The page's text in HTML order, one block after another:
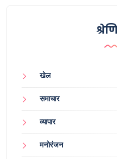
खेल
समाचार
व्यापार
मनोरंजन